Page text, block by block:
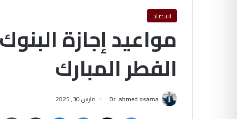
اقتصاد
مواعيد إجازة
الفطر المبارك
Dr. ahmed osama مارس 30, 2025